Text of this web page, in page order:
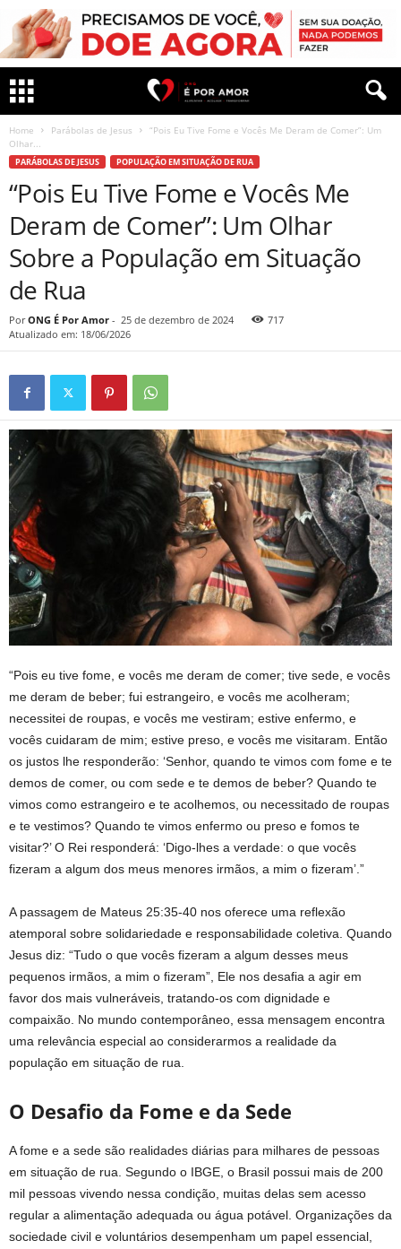
Home Parábolas de Jesus
“Pois Eu Tive Fome e Vocês Me Deram de Comer”: Um
Olhar...
PARÁBOLAS DE JESUS POPULAÇÃO EM SITUAÇÃO DE RUA
“Pois Eu Tive Fome e Vocês Me
Deram de Comer”: Um Olhar
Sobre a População em Situação
de Rua
Por ONG É Por Amor - 25 de dezembro de 2024
717
Atualizado em: 18/06/2026
“Pois eu tive fome, e vocês me deram de comer; tive sede, e vocês
me deram de beber; fui estrangeiro, e vocês me acolheram;
necessitei de roupas, e vocês me vestiram; estive enfermo, e
vocês cuidaram de mim; estive preso, e vocês me visitaram. Então
os justos lhe responderão: ‘Senhor, quando te vimos com fome e te
demos de comer, ou com sede e te demos de beber? Quando te
vimos como estrangeiro e te acolhemos, ou necessitado de roupas
e te vestimos? Quando te vimos enfermo ou preso e fomos te
visitar?’ O Rei responderá: ‘Digo-lhes a verdade: o que vocês
fizeram a algum dos meus menores irmãos, a mim o fizeram’.”
A passagem de Mateus 25:35-40 nos oferece uma reflexão
atemporal sobre solidariedade e responsabilidade coletiva. Quando
Jesus diz: “Tudo o que vocês fizeram a algum desses meus
pequenos irmãos, a mim o fizeram”, Ele nos desafia a agir em
favor dos mais vulneráveis, tratando-os com dignidade e
compaixão. No mundo contemporâneo, essa mensagem encontra
uma relevância especial ao considerarmos a realidade da
população em situação de rua.
O Desafio da Fome e da Sede
A fome e a sede são realidades diárias para milhares de pessoas
em situação de rua. Segundo o IBGE, o Brasil possui mais de 200
mil pessoas vivendo nessa condição, muitas delas sem acesso
regular a alimentação adequada ou água potável. Organizações da
sociedade civil e voluntários desempenham um papel essencial,